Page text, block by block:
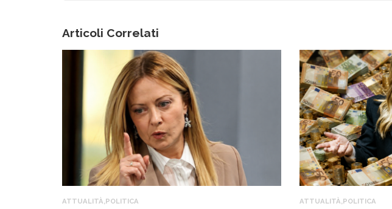
Articoli Correlati
ATTUALITÀ POLITICA ATTUALITÀ POLITICA